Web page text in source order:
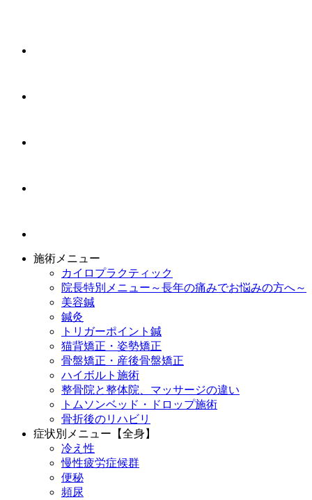
施術メニュー
カイロプラクティック
院長特別メニュー～長年の痛みでお悩みの方へ～
美容鍼
鍼灸
トリガーポイント鍼
猫背矯正・姿勢矯正
骨盤矯正・産後骨盤矯正
ハイボルト施術
整骨院と整体院、マッサージの違い
トムソンベッド・ドロップ施術
骨折後のリハビリ
症状別メニュー【全身】
冷え性
慢性疲労症候群
便秘
頻尿